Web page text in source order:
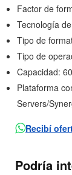
Factor de
Tecnología
Tipo de
Tipo de
Capacidad:
Plataforma
Servers/
Recibí
Podría